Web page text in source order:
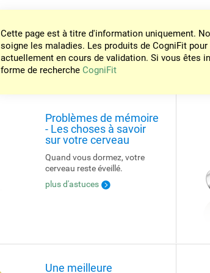
Cette page est à titre d'information uniquement.
soigne les maladies. Les produits de CogniFit
actuellement en cours de validation. Si vous êtes
forme de recherche CogniFit
Problèmes de mémoire
- Les choses à savoir
sur votre cerveau
Quand vous dormez, votre
cerveau reste éveillé.
plus d'astuces
Une meilleure